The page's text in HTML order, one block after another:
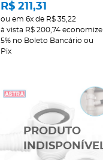
R$ 211,31
ou em 6x de R$ 35,22
à vista R$ 200,74 economize
5% no Boleto Bancário ou
Pix